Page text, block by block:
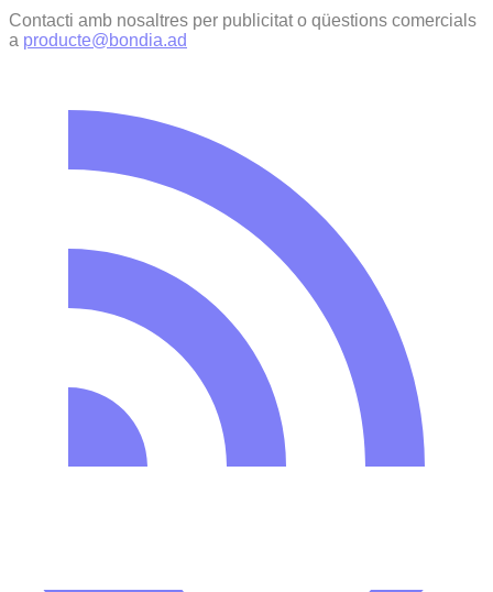
Contacti amb nosaltres per publicitat o qüestions comercials
a producte@bondia.ad